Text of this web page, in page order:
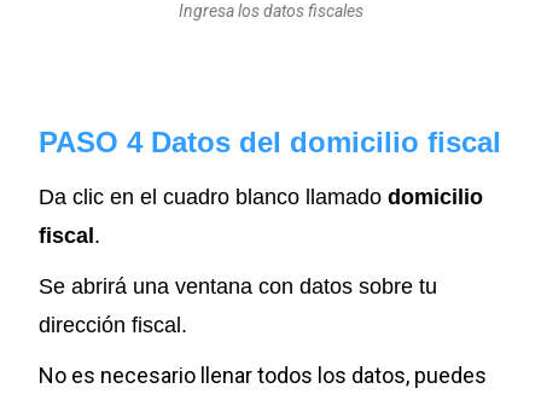
Ingresa los datos fiscales
PASO 4 Datos del domicilio fiscal
Da clic en el cuadro blanco llamadodomicilio
fiscal .
Se abrirá una ventana con datos sobre tu
dirección fiscal.
No es necesario llenar todos los datos, puedes